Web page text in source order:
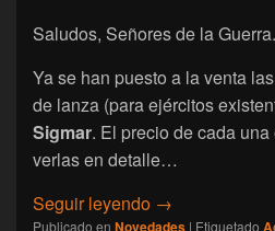
Saludos, Señores de la Guerra.
Ya se han puesto a la venta
de lanza (para ejércitos
Sigmar. El precio de cada
verlas en detalle…
Seguir leyendo [Age of
→
Publicado en Novedades | Etiquetado